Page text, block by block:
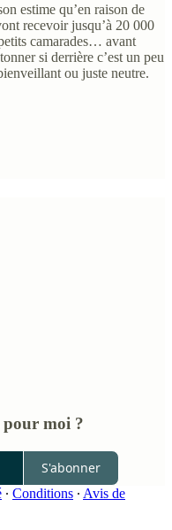
estime qu’en raison de
recevoir jusqu’à 20 000
camarades… avant
si derrière c’est un peu
ou juste neutre.
pour moi ?
S'abonner
∙ Conditions ∙ Avis de